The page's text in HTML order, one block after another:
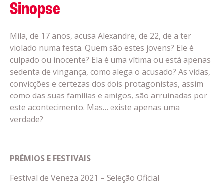
Sinopse
Mila, de 17 anos, acusa Alexandre, de 22, de a ter
violado numa festa. Quem são estes jovens? Ele é
culpado ou inocente? Ela é uma vítima ou está apenas
sedenta de vingança, como alega o acusado? As vidas,
convicções e certezas dos dois protagonistas, assim
como das suas famílias e amigos, são arruinadas por
este acontecimento. Mas… existe apenas uma
verdade?
PRÉMIOS E FESTIVAIS
Festival de Veneza 2021 – Seleção Oficial